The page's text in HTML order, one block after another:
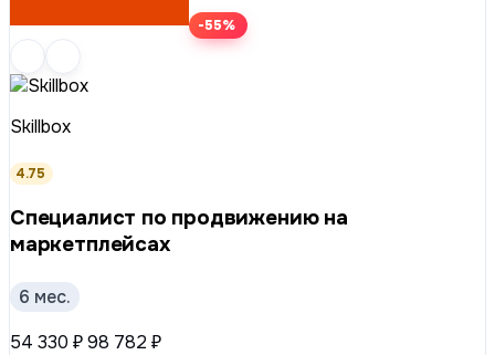
-55%
Skillbox
4.75
Специалист по продвижению на
маркетплейсах
6 мес.
54 330 ₽98 782 ₽